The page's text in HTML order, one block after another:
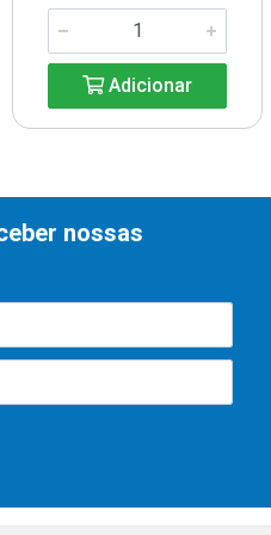
Adicionar
nossas